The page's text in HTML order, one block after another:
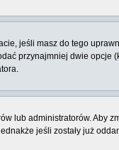
jeśli masz do tego
przynajmniej dwie opcje
lub administratorów.
jeśli zostały już